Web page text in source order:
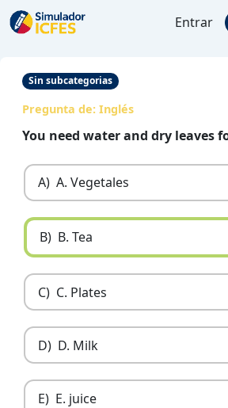
Entrar
Sin subcategorias
Pregunta de: Inglés
You need water and dry leaves
A) A. Vegetales
B) B. Tea
C) C. Plates
D) D. Milk
E) E. juice